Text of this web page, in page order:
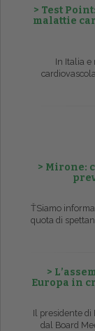
> Test
malattie
In Italia e
> Mirone:
ŤSiamo
quota di
>
Europa in
Il presidente
dal Board